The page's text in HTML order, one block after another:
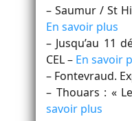
– Saumur / St
En savoir plus
– Jusqu’au 11
CEL – En savoir
– Fontevraud.
– Thouars : «
savoir plus